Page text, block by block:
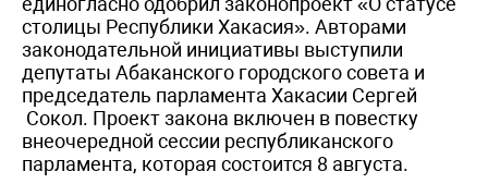
столицы Республики Хакасия». Авторами
законодательной инициативы выступили
депутаты Абаканского городского совета и
председатель парламента Хакасии Сергей
Сокол. Проект закона включен в повестку
внеочередной сессии республиканского
парламента, которая состоится 8 августа.